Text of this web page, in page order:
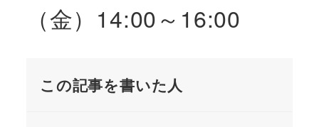
（金）14:00～16:00
この記事を書いた人